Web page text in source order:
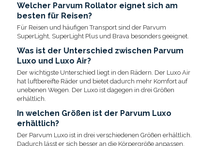
Welcher Parvum Rollator eignet sich am
besten für Reisen?
Für Reisen und häufigen Transport sind der Parvum
SuperLight, SuperLight Plus und Brava besonders geeignet.
Was ist der Unterschied zwischen Parvum
Luxo und Luxo Air?
Der wichtigste Unterschied liegt in den Rädern. Der Luxo Air
hat luftbereifte Räder und bietet dadurch mehr Komfort auf
unebenen Wegen. Der Luxo ist dagegen in drei Größen
erhältlich.
In welchen Größen ist der Parvum Luxo
erhältlich?
Der Parvum Luxo ist in drei verschiedenen Größen erhältlich.
Dadurch lässt er sich besser an die Körpergröße anpassen.